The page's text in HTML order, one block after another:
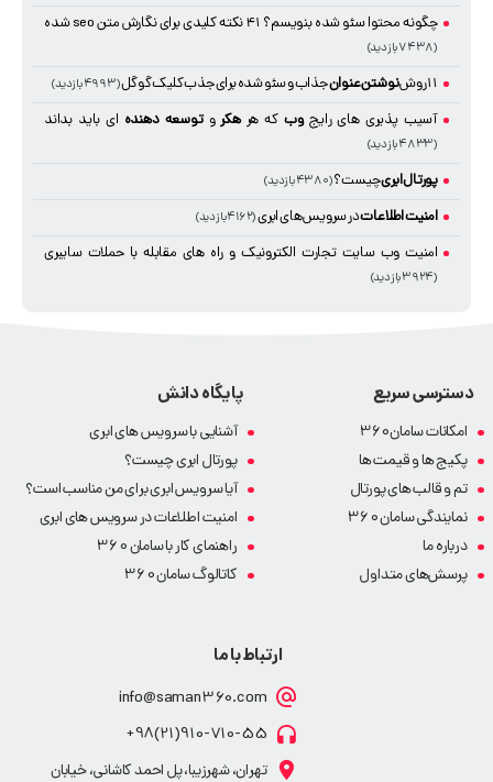
چگونه محتوا سئو شده بنویسم؟ 41 نکته کلیدی برای نگارش متن seo شده
(۷۴۳۸ بازدید)
11 روش نوشتن عنوانجذاب و سئو شده برای جذب کلیک گوگل(۴۹۹۳ بازدید)
آسیب پذیری های رایجوب که هرهکروتوسعه دهنده ای باید بداند
(۴۸۳۳ بازدید)
پورتال ابریچیست؟(۴۳۸۰ بازدید)
امنیتاطلاعاتدر سرویس های ابری(۴۱۶۲ بازدید)
امنیت وب سایت تجارت الکترونیک و راه های مقابله با حملات سایبری
(۳۹۲۴ بازدید)
دسترسی سریع
امکانات سامان360
پکیج ها و قیمت ها
تم و قالب های پورتال
نمایندگی سامان 360
درباره ما
پرسش‌های متداول
پایگاه دانش
آشنایی با سرویس های ابری
پورتال ابری چیست؟
آیا سرویس ابری برای من مناسب است؟
امنیت اطلاعات در سرویس های ابری
راهنمای کار با سامان 360
کاتالوگ سامان 360
ارتباط با ما
info@saman360.com
910-710-55(21)98+
تهران، شهرزیبا، پل احمد کاشانی، خیابان